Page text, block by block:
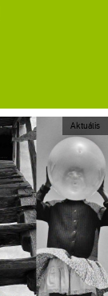
Aktuális